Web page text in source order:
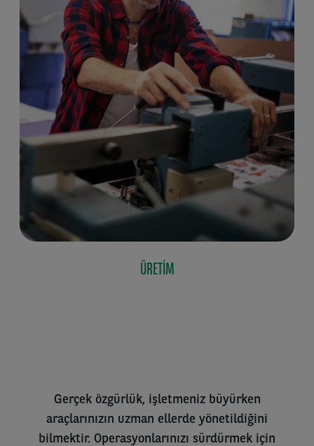
ÜRETIM
Gerçek özgürlük, işletmeniz büyürken
araçlarınızın uzman ellerde yönetildiğini
bilmektir. Operasyonlarınızı sürdürmek için